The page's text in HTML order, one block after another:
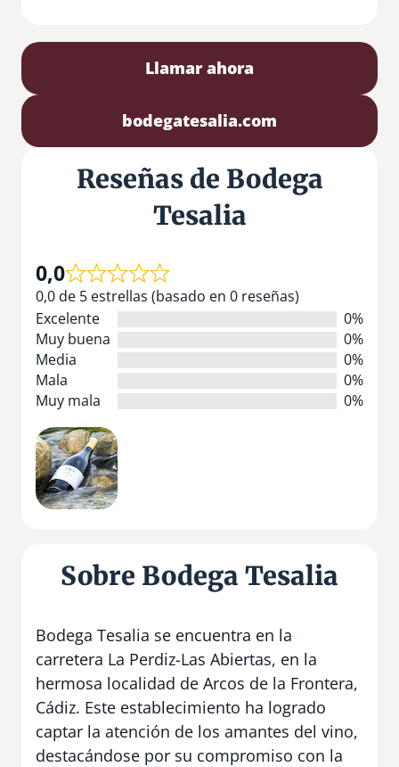
Llamar ahora
bodegatesalia.com
Reseñas de Bodega
Tesalia
0,0
0,0 de 5 estrellas (basado en 0 reseñas)
Excelente
0%
Muy buena
0%
Media
0%
Mala
0%
Muy mala
0%
Sobre Bodega Tesalia
Bodega Tesalia se encuentra en la
carretera La Perdiz-Las Abiertas, en la
hermosa localidad de Arcos de la Frontera,
Cádiz. Este establecimiento ha logrado
captar la atención de los amantes del vino,
destacándose por su compromiso con la